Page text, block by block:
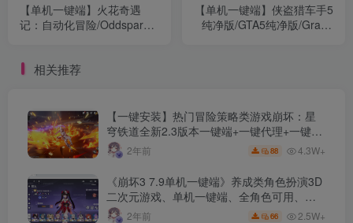
【单机一键端】火花奇遇
记：自动化冒险/Oddsparks:
【单机一键端】侠盗猎车手5
纯净版/GTA5纯净版/Grand
相关推荐
【一键安装】热门冒险策略类游戏崩坏：星
穹铁道全新2.3版本一键端+一键代理+一键启
动+免虚拟机
2年前 88 4.3W+
《崩坏3 7.9单机一键端》养成类角色扮演3D
二次元游戏、单机一键端、全角色可用、无
限资源、附带保姆级安装教程
2年前 66 2.5W+